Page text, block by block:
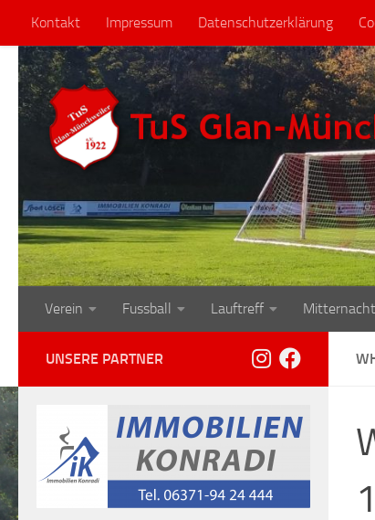
Zum Inhalt springen
Kontakt Impressum Datenschutzerklärung
Verein Fussball Lauftreff
UNSERE PARTNER